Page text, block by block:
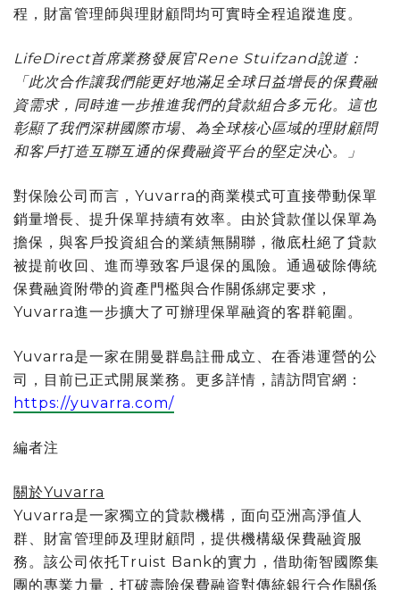
程，財富管理師與理財顧問均可實時全程追蹤進度。
LifeDirect首席業務發展官Rene Stuifzand說道：
「此次合作讓我們能更好地滿足全球日益增長的保費融
資需求，同時進一步推進我們的貸款組合多元化。這也
彰顯了我們深耕國際市場、為全球核心區域的理財顧問
和客戶打造互聯互通的保費融資平台的堅定決心。」
對保險公司而言，Yuvarra的商業模式可直接帶動保單
銷量增長、提升保單持續有效率。由於貸款僅以保單為
擔保，與客戶投資組合的業績無關聯，徹底杜絕了貸款
被提前收回、進而導致客戶退保的風險。通過破除傳統
保費融資附帶的資產門檻與合作關係綁定要求，
Yuvarra進一步擴大了可辦理保單融資的客群範圍。
Yuvarra是一家在開曼群島註冊成立、在香港運營的公
司，目前已正式開展業務。更多詳情，請訪問官網：
https://yuvarra.com/
編者注
關於Yuvarra
Yuvarra是一家獨立的貸款機構，面向亞洲高淨值人
群、財富管理師及理財顧問，提供機構級保費融資服
務。該公司依托Truist Bank的實力，借助衛智國際集
團的專業力量，打破壽險保費融資對傳統銀行合作關係